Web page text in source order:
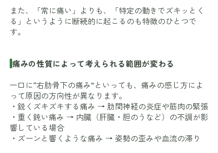
また、「常に痛い」よりも、「特定の動きでズキッとく
る」というように断続的に起こるのも特徴のひとつで
す。
痛みの性質によって考えられる範囲が変わる
一口に“右肋骨下の痛み”といっても、痛みの感じ方によ
って原因の方向性が異なります。
・鋭くズキズキする痛み → 肋間神経の炎症や筋肉の緊張
・重く鈍い痛み → 内臓（肝臓・胆のうなど）の不調が影
響している場合
・ズーンと響くような痛み → 姿勢の歪みや血流の滞り